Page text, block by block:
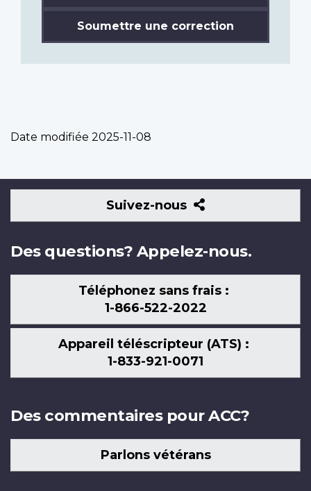
Soumettre une correction
Date modifiée 2025-11-08
Suivez-nous
Suivez-
nous
Des questions? Appelez-nous.
Téléphonez sans frais :
1-866-522-2022
Appareil téléscripteur (ATS) :
1-833-921-0071
Des commentaires pour ACC?
Parlons vétérans